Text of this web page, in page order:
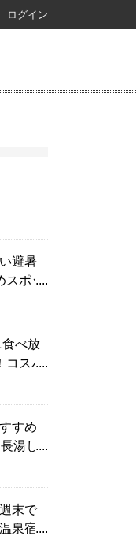
ログイン
避暑
スポッ
食べ放
コスパ
すめ
湯し
末で
泉宿